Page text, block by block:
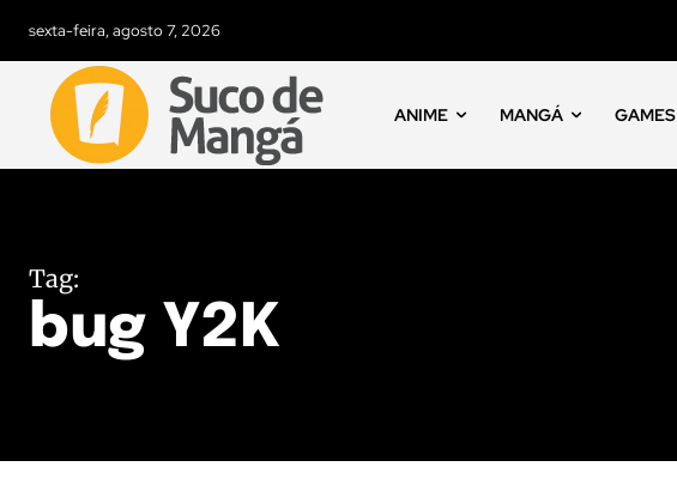
sexta-feira, agosto 7, 2026
ANIME MANGÁ GAMES
Tag:
bug Y2K